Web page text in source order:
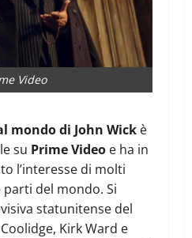
Video
mondo di John Wick è
su Prime Video e ha in
l’interesse di molti
del mondo. Si
statunitense del
Kirk Ward e